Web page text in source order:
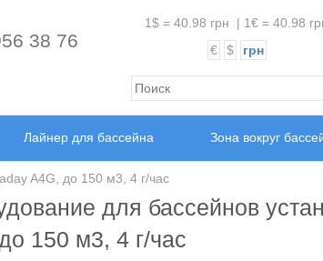
38 76
1$ = 40.98 грн | 1€ = 40.98
€
$ грн
Лайнер для бассейна Зона вокруг
A4G, до 150 м3, 4 г/час
для бассейнов
150 м3, 4 г/час